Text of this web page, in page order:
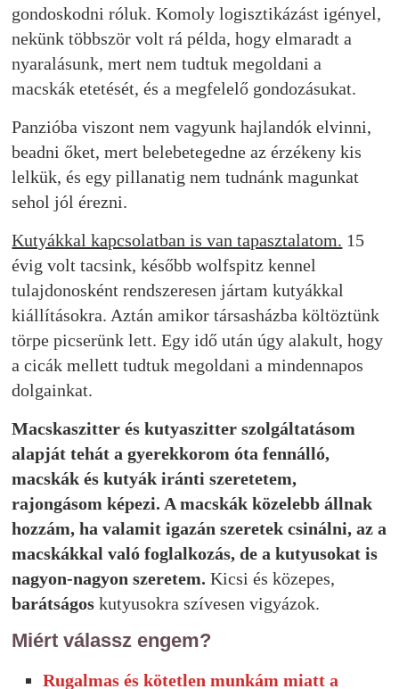
gondoskodni róluk. Komoly logisztikázást igényel,
nekünk többször volt rá példa, hogy elmaradt a
nyaralásunk, mert nem tudtuk megoldani a
macskák etetését, és a megfelelő gondozásukat.
Panzióba viszont nem vagyunk hajlandók elvinni,
beadni őket, mert belebetegedne az érzékeny kis
lelkük, és egy pillanatig nem tudnánk magunkat
sehol jól érezni.
Kutyákkal kapcsolatban is van tapasztalatom. 15
évig volt tacsink, később wolfspitz kennel
tulajdonosként rendszeresen jártam kutyákkal
kiállításokra. Aztán amikor társasházba költöztünk
törpe picserünk lett. Egy idő után úgy alakult, hogy
a cicák mellett tudtuk megoldani a mindennapos
dolgainkat.
Macskaszitter és kutyaszitter szolgáltatásom
alapját tehát a gyerekkorom óta fennálló,
macskák és kutyák iránti szeretetem,
rajongásom képezi. A macskák közelebb állnak
hozzám, ha valamit igazán szeretek csinálni, az a
macskákkal való foglalkozás, de a kutyusokat is
nagyon-nagyon szeretem. Kicsi és közepes,
barátságos kutyusokra szívesen vigyázok.
Miért válassz engem?
Rugalmas és kötetlen munkám miatt a